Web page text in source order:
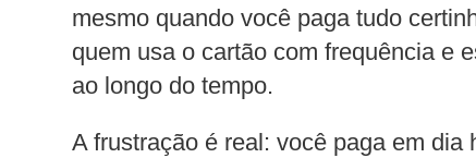
mesmo quando você paga tudo
quem usa o cartão com frequência e
ao longo do tempo.
A frustração é real: você paga em